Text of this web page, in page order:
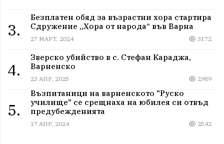
3.
Безплатен обяд за възрастни хора стартира
Сдружение „Хора от народа“ във Варна
27 МАРТ, 2024 3172
4.
Зверско убийство в с. Стефан Караджа,
Варненско
23 АПР, 2025 2989
5.
Възпитаници на варненското "Руско
училище" се срещнаха на юбилея си отвъд
предубежденията
17 АПР, 2024 2542